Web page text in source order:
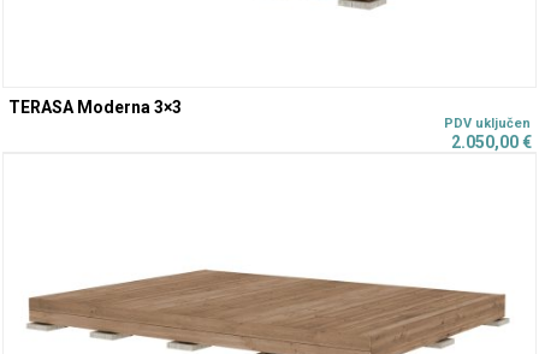
TERASA Moderna 3×3
2.050,00€